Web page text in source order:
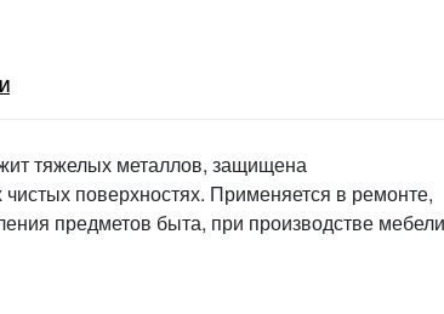
тяжелых металлов, защищена
поверхностях. Применяется в ремонте,
предметов быта, при производстве